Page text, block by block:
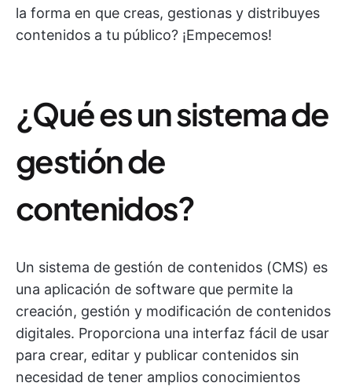
la forma en que creas, gestionas y distribuyes
contenidos a tu público? ¡Empecemos!
¿Qué es un sistema de
gestión de
contenidos?
Un sistema de gestión de contenidos (CMS) es
una aplicación de software que permite la
creación, gestión y modificación de contenidos
digitales. Proporciona una interfaz fácil de usar
para crear, editar y publicar contenidos sin
necesidad de tener amplios conocimientos